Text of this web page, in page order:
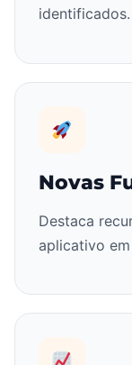
identificados.
Novas
Destaca
aplicativo